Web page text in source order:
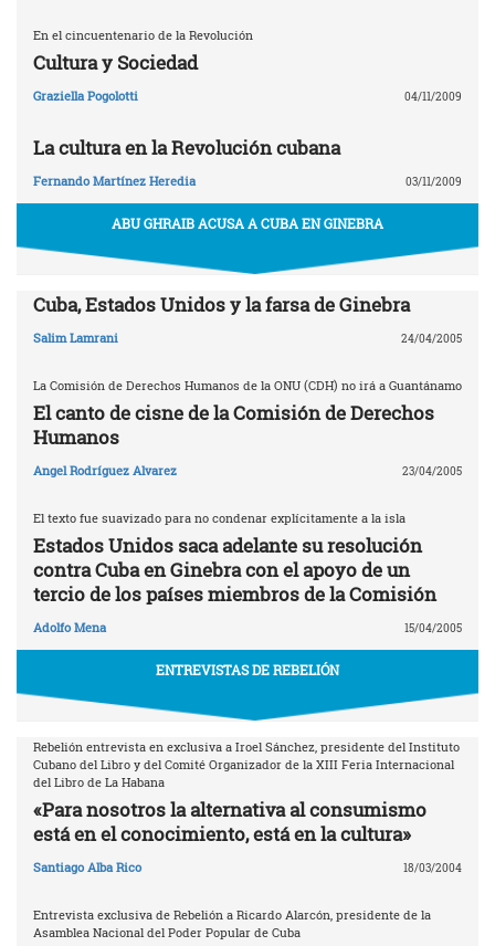
En el cincuentenario de la Revolución
Cultura y Sociedad
Graziella Pogolotti 04/11/2009
La cultura en la Revolución cubana
Fernando Martínez Heredia 03/11/2009
ABU GHRAIB ACUSA A CUBA EN GINEBRA
Cuba, Estados Unidos y la farsa de Ginebra
Salim Lamrani 24/04/2005
La Comisión de Derechos Humanos de la ONU (CDH) no irá a Guantánamo
El canto de cisne de la Comisión de Derechos
Humanos
Angel Rodríguez Alvarez 23/04/2005
El texto fue suavizado para no condenar explícitamente a la isla
Estados Unidos saca adelante su resolución
contra Cuba en Ginebra con el apoyo de un
tercio de los países miembros de la Comisión
Adolfo Mena 15/04/2005
ENTREVISTAS DE REBELIÓN
Rebelión entrevista en exclusiva a Iroel Sánchez, presidente del Instituto
Cubano del Libro y del Comité Organizador de la XIII Feria Internacional
del Libro de La Habana
«Para nosotros la alternativa al consumismo
está en el conocimiento, está en la cultura»
Santiago Alba Rico 18/03/2004
Entrevista exclusiva de Rebelión a Ricardo Alarcón, presidente de la
Asamblea Nacional del Poder Popular de Cuba